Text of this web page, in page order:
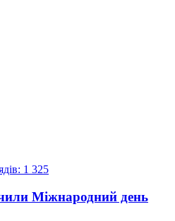
1 325
Міжнародний день